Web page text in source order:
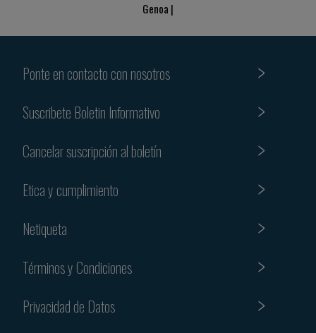
Genoa |
Ponte en contacto con nosotros
Suscribete Boletin Informativo
Cancelar suscripción al boletín
Etica y cumplimiento
Netiqueta
Términos y Condiciones
Privacidad de Datos